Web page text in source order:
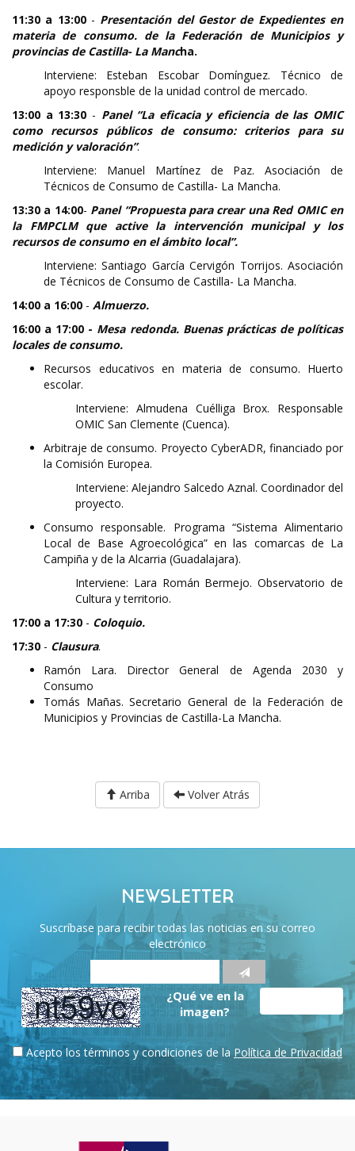
11:30 a 13:00- Presentación del Gestor de Expedientes en
materia de consumo. de la Federación de Municipios y
provincias de Castilla- La Mancha.
Interviene: Esteban Escobar Domínguez. Técnico de
apoyo responsble de la unidad control de mercado.
13:00 a 13:30 - Panel “La eficacia y eficiencia de las OMIC
como recursos públicos de consumo: criterios para su
medición y valoración”.
Interviene: Manuel Martínez de Paz. Asociación de
Técnicos de Consumo de Castilla- La Mancha.
13:30 a 14:00- Panel “Propuesta para crear una Red OMIC en
la FMPCLM que active la intervención municipal y los
recursos de consumo en el ámbito local”.
Interviene: Santiago García Cervigón Torrijos. Asociación
de Técnicos de Consumo de Castilla- La Mancha.
14:00 a 16:00 - Almuerzo.
16:00 a 17:00 - Mesa redonda. Buenas prácticas de políticas
locales de consumo.
Recursos educativos en materia de consumo. Huerto
escolar.
Interviene: Almudena Cuélliga Brox. Responsable
OMIC San Clemente (Cuenca).
Arbitraje de consumo. Proyecto CyberADR, financiado por
la Comisión Europea.
Interviene: Alejandro Salcedo Aznal. Coordinador del
proyecto.
Consumo responsable. Programa “Sistema Alimentario
Local de Base Agroecológica” en las comarcas de La
Campiña y de la Alcarria (Guadalajara).
Interviene: Lara Román Bermejo. Observatorio de
Cultura y territorio.
17:00 a 17:30 - Coloquio.
17:30 - Clausura.
Ramón Lara. Director General de Agenda 2030 y
Consumo
Tomás Mañas. Secretario General de la Federación de
Municipios y Provincias de Castilla-La Mancha.
Arriba Volver Atrás
NEWSLETTER
Suscríbase para recibir todas las noticias en su correo
electrónico
¿Qué ve en la
imagen?
Acepto los términos y condiciones de la Política de Privacidad